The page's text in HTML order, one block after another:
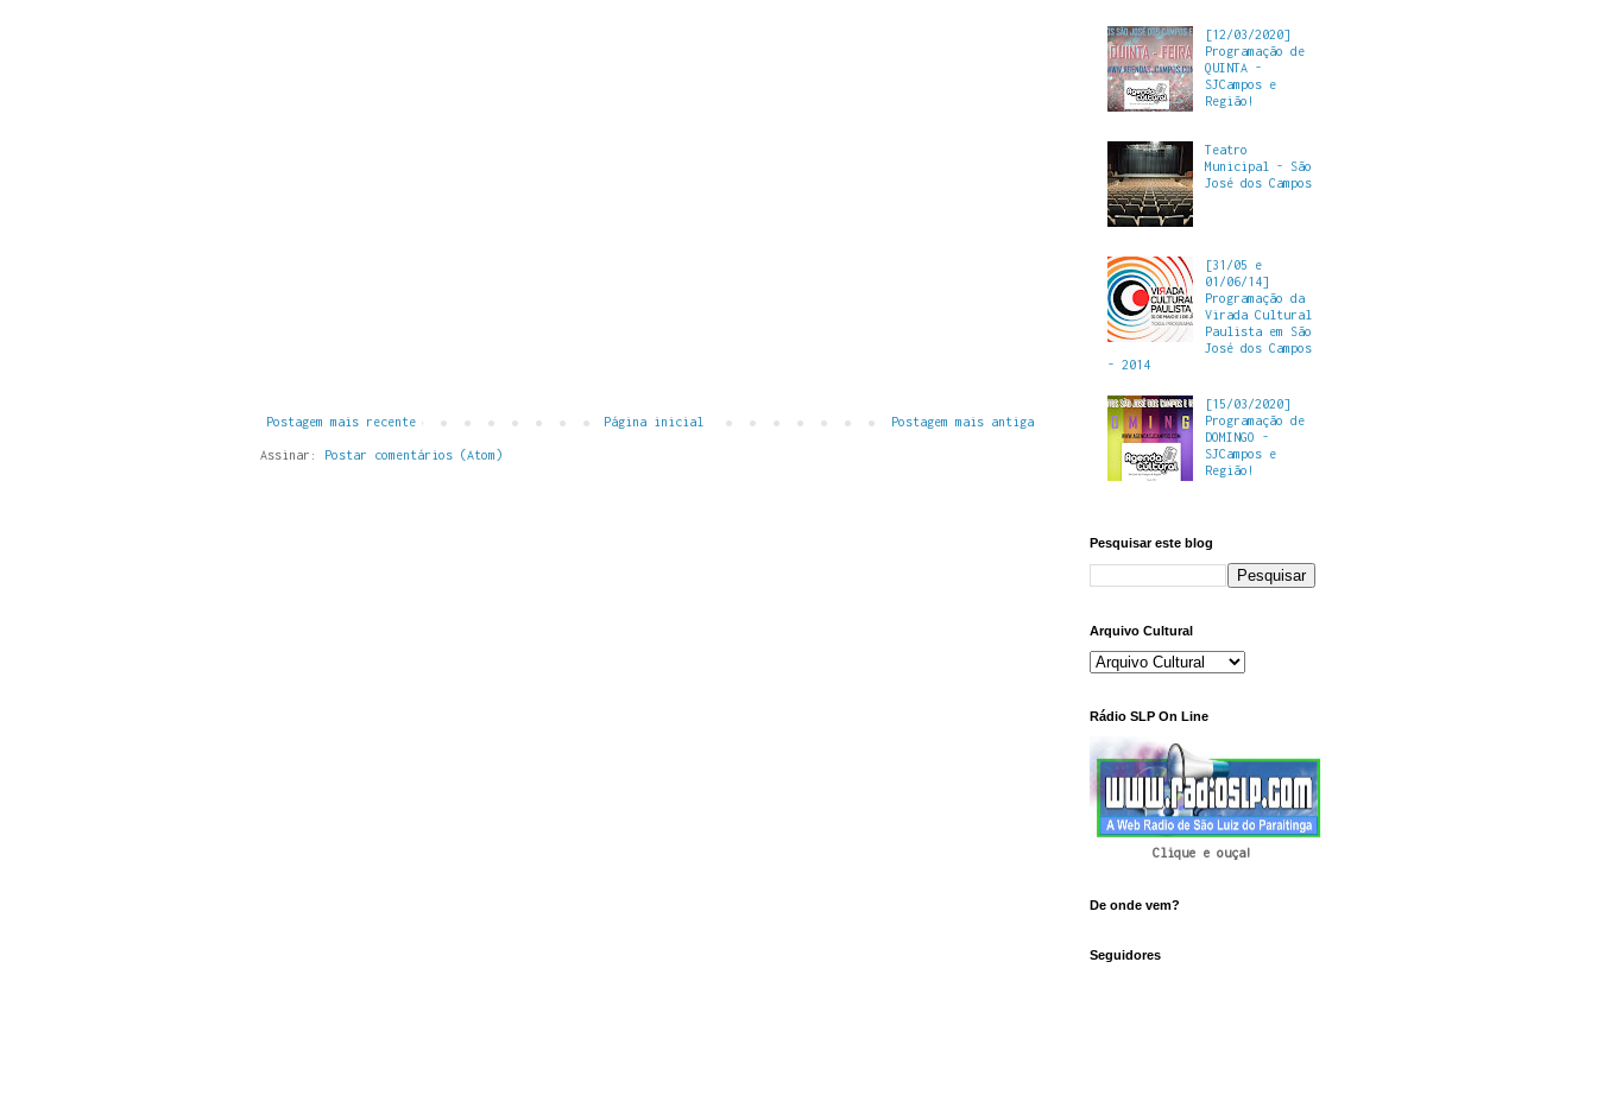
Postagem mais recente Postagem mais antiga
Página inicial
Assinar: Postar comentários (Atom)
[12/03/2020]
Programação de
QUINTA -
SJCampos e
Região!
Teatro
Municipal - São
José dos Campos
[31/05 e
01/06/14]
Programação da
Virada Cultural
Paulista em São
José dos Campos
- 2014
[15/03/2020]
Programação de
DOMINGO -
SJCampos e
Região!
Pesquisar este blog
Arquivo Cultural
Rádio SLP On Line
Clique e ouça!
De onde vem?
Seguidores